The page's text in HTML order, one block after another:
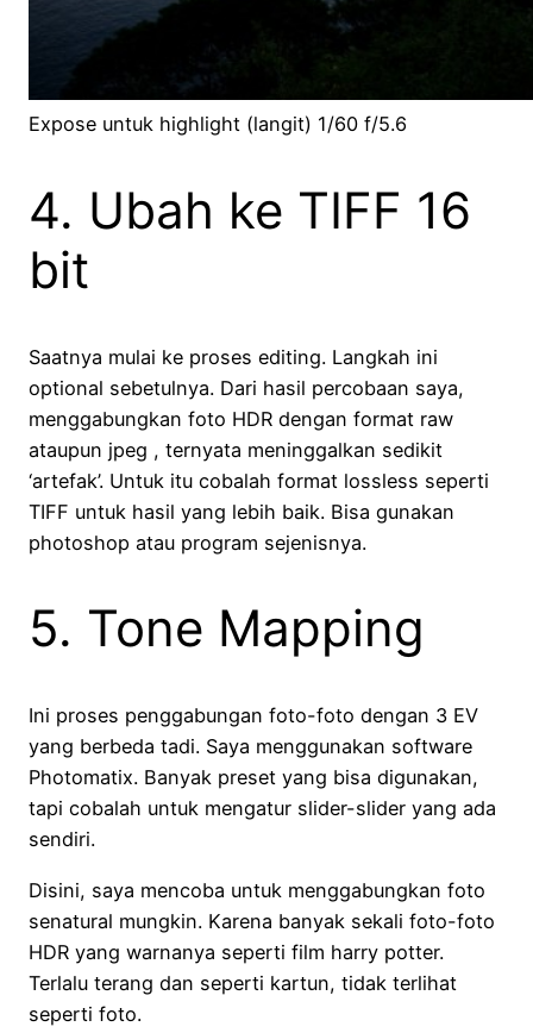
Expose untuk highlight (langit) 1/60 f/5.6
4. Ubah ke TIFF 16
bit
Saatnya mulai ke proses editing. Langkah ini
optional sebetulnya. Dari hasil percobaan saya,
menggabungkan foto HDR dengan format raw
ataupun jpeg , ternyata meninggalkan sedikit
‘artefak’. Untuk itu cobalah format lossless seperti
TIFF untuk hasil yang lebih baik. Bisa gunakan
photoshop atau program sejenisnya.
5. Tone Mapping
Ini proses penggabungan foto-foto dengan 3 EV
yang berbeda tadi. Saya menggunakan software
Photomatix. Banyak preset yang bisa digunakan,
tapi cobalah untuk mengatur slider-slider yang ada
sendiri.
Disini, saya mencoba untuk menggabungkan foto
senatural mungkin. Karena banyak sekali foto-foto
HDR yang warnanya seperti film harry potter.
Terlalu terang dan seperti kartun, tidak terlihat
seperti foto.